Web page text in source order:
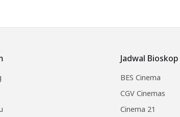
Jadwal Bioskop
BES Cinema
CGV Cinemas
Cinema 21